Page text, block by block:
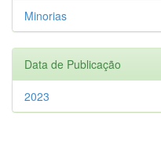
Minorias
Data de Publicação
2023